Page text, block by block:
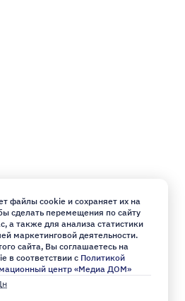
файлы cookie и сохраняет их на
сделать перемещения по сайту
а также для анализа статистики
маркетинговой деятельности.
сайта, Вы соглашаетесь на
в соответствии с Политикой
центр «Медиа ДОМ»